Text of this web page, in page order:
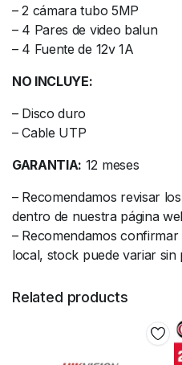
– 2 cámara tubo 5MP
– 4 Pares de video balun
– 4 Fuente de 12v 1A
NO INCLUYE:
– Disco duro
– Cable UTP
GARANTIA: 12 meses
– Recomendamos revisar
dentro de nuestra página
– Recomendamos
local, stock puede variar sin
Related products